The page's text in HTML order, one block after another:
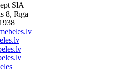
SIA
8, Rīga